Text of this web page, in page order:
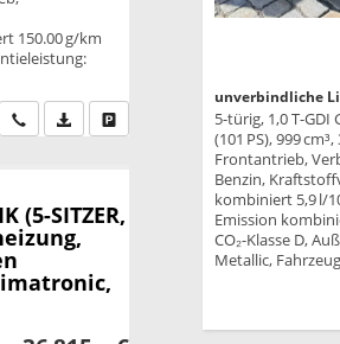
150.00 g/km
Wir rufen Sie anPDF-Datei, Fahrzeugexposé drucken
Drucken, parken oder vergleichen
(5-SITZER,
unverbindliche
5-türig, 1,0 T-GDI
(101 PS), 999
Frontantrieb,
Benzin,
kombiniert 5,9 l/
Emission
CO₂-Klasse D,
Metallic,